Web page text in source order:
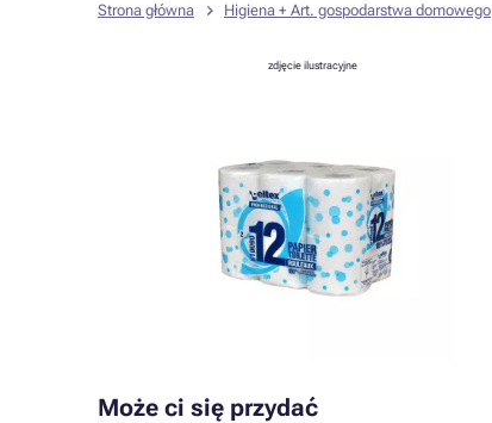
Strona główna Higiena + Art. gospodarstwa domowego
zdjęcie ilustracyjne
Może ci się przydać